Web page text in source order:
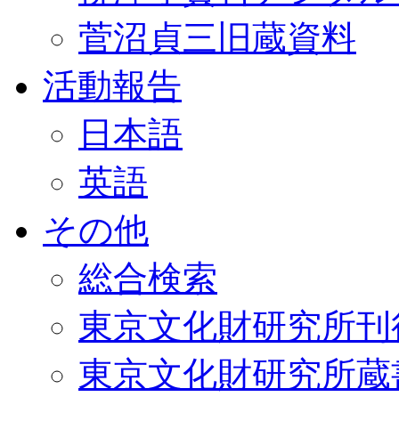
菅沼貞三旧蔵資料
活動報告
日本語
英語
その他
総合検索
東京文化財研究所
東京文化財研究所